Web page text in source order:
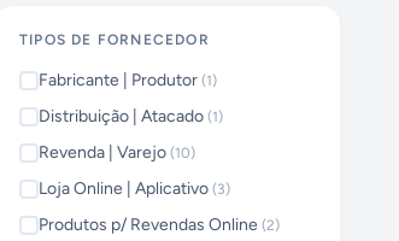
TIPOS DE FORNECEDOR
Fabricante | Produtor (1)
Distribuição | Atacado (1)
Revenda | Varejo (10)
Loja Online | Aplicativo (3)
Produtos p/ Revendas Online (2)